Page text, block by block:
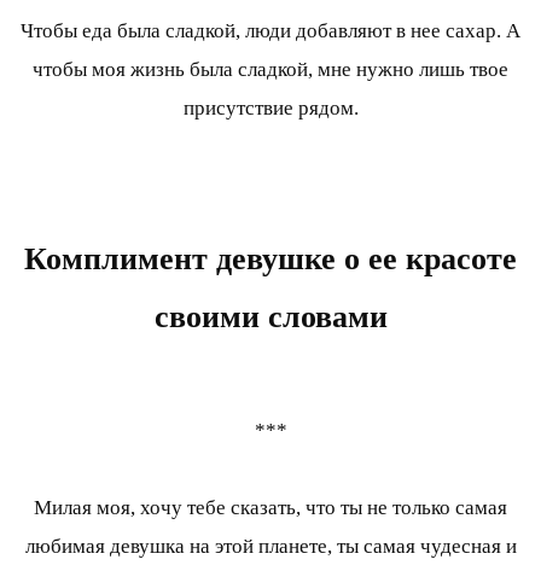
Чтобы еда была сладкой, люди добавляют в нее сахар. А
чтобы моя жизнь была сладкой, мне нужно лишь твое
присутствие рядом.
Комплимент девушке о ее красоте
своими словами
***
Милая моя, хочу тебе сказать, что ты не только самая
любимая девушка на этой планете, ты самая чудесная и